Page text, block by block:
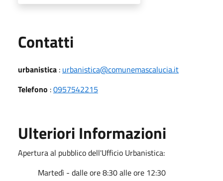
Contatti
urbanistica : urbanistica@comunemascalucia.it
Telefono :0957542215
Ulteriori Informazioni
Apertura al pubblico dell'Ufficio Urbanistica:
Martedì - dalle ore 8:30 alle ore 12:30